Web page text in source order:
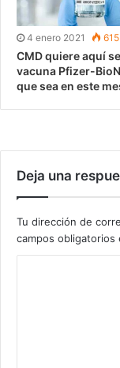
4 enero 2021 615
CMD quiere aquí
vacuna Pfizer-
que sea en este
Deja una
Tu dirección de
campos obligatorios